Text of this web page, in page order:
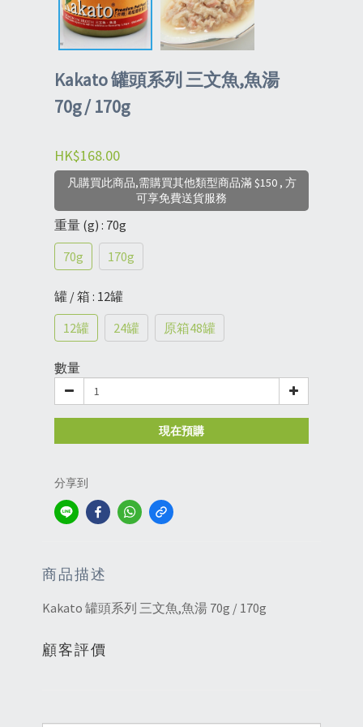
Kakato 罐頭系列 三文魚,魚湯
70g / 170g
HK$168.00
凡購買此商品,需購買其他類型商品滿 $150 , 方
可享免費送貨服務
重量 (g) : 70g
70g
170g
罐 / 箱 : 12罐
12罐
24罐 原箱48罐
數量
現在預購
分享到
商品描述
Kakato 罐頭系列 三文魚,魚湯 70g / 170g
顧客評價